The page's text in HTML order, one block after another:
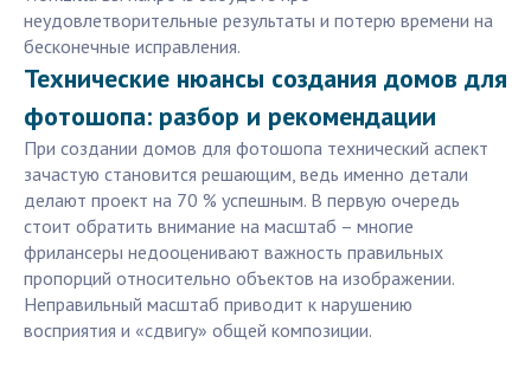
неудовлетворительные результаты и потерю времени на
бесконечные исправления.
Технические нюансы создания домов для
фотошопа: разбор и рекомендации
При создании домов для фотошопа технический аспект
зачастую становится решающим, ведь именно детали
делают проект на 70 % успешным. В первую очередь
стоит обратить внимание на масштаб – многие
фрилансеры недооценивают важность правильных
пропорций относительно объектов на изображении.
Неправильный масштаб приводит к нарушению
восприятия и «сдвигу» общей композиции.